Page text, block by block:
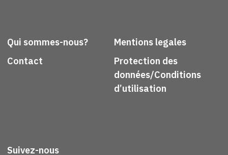
Qui sommes-nous?
Contact
Mentions legales
Protection des
données/Conditions
d’utilisation
Suivez-nous